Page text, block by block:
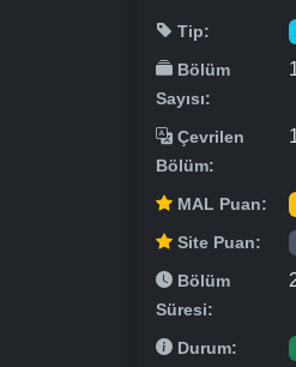
Tip:
Bölüm
Sayısı:
Çevrilen
Bölüm:
MAL Puan:
Site Puan:
Bölüm
Süresi:
Durum: